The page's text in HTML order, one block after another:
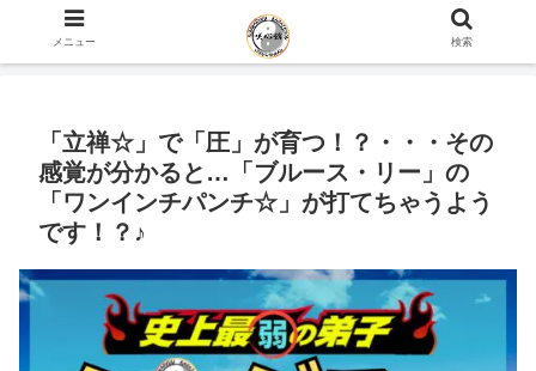
ホーム 史上最弱の弟子のブログ
「立禅☆」で「圧」が育つ！？・・・その
感覚が分かると…「ブルース・リー」の
「ワンインチパンチ☆」が打てちゃうよう
です！？♪
メニュー 検索